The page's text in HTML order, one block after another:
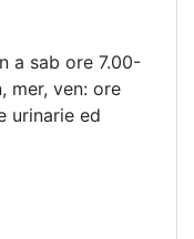
a sab ore 7.00-
mer, ven: ore
urinarie ed